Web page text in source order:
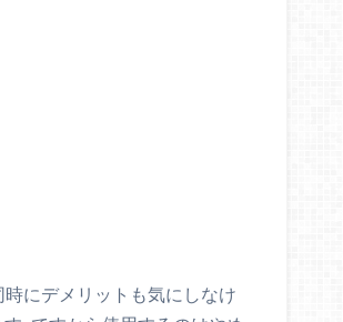
にデメリットも気にしなけ